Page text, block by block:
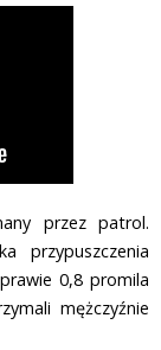
przez patrol.
przypuszczenia
0,8 promila
mężczyźnie